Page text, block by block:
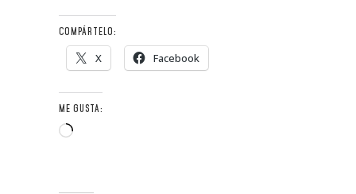
COMPÁRTELO:
X Facebook
ME GUSTA:
Loading…